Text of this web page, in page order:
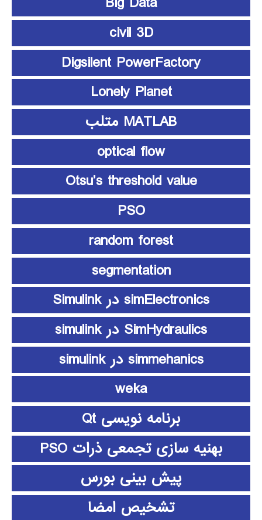
civil 3D
Digsilent PowerFactory
Lonely Planet
MATLAB متلب
optical flow
Otsu’s threshold value
PSO
random forest
segmentation
simElectronics در Simulink
SimHydraulics در simulink
simmehanics در simulink
weka
برنامه نویسی Qt
بهنیه سازی تجمعی ذرات PSO
پیش بینی بورس
تشخیص امضا